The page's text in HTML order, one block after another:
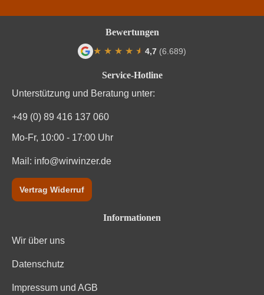
Vegan Ja
Service-Hotline
Unterstützung und Beratung unter:
+49 (0) 89 416 137 060
Mo-Fr, 10:00 - 17:00 Uhr
Mail: info@wirwinzer.de
Vertrag Widerruf
Informationen
Wir über uns
Datenschutz
Impressum und AGB
Bewertungen
★ ★ ★ ★ ★
★ 4,7 (6.689)